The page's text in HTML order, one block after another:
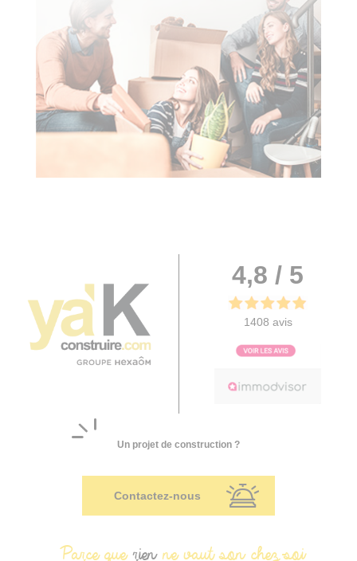
4,8 / 5
1408 avis
Un projet de construction ?
Contactez-nous
Parce querienne vaut son chez-soi